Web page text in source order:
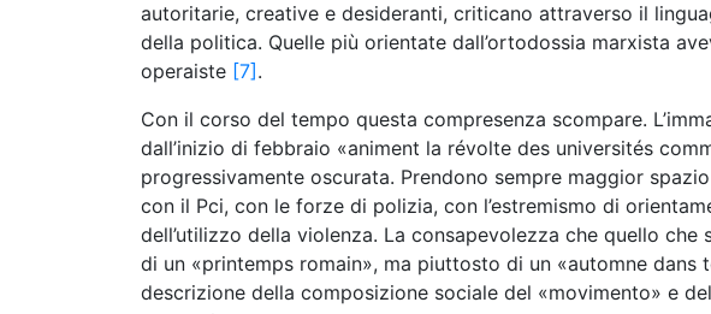
autoritarie, creative e desideranti, criticano attraverso il
della politica. Quelle più orientate dall’ortodossia marxista
operaiste [7] .
Con il corso del tempo questa compresenza scompare.
dall’inizio di febbraio «animent la révolte des universités
progressivamente oscurata. Prendono sempre maggior
con il Pci, con le forze di polizia, con l’estremismo di
dell’utilizzo della violenza. La consapevolezza che quello che
di un «printemps romain», ma piuttosto di un «automne dans
descrizione della composizione sociale del «movimento» e